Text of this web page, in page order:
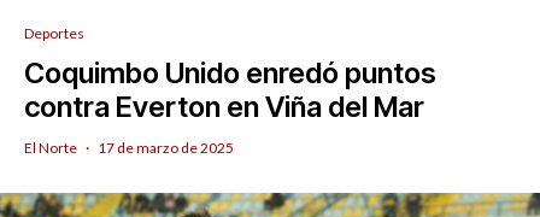
Deportes
Coquimbo Unido enredó puntos
contra Everton en Viña del Mar
El Norte · 17 de marzo de 2025